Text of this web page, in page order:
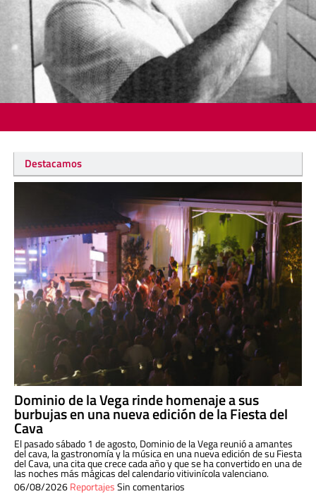
Destacamos
Dominio de la Vega rinde homenaje a sus
burbujas en una nueva edición de la Fiesta del
Cava
El pasado sábado 1 de agosto, Dominio de la Vega reunió a amantes
del cava, la gastronomía y la música en una nueva edición de su Fiesta
del Cava, una cita que crece cada año y que se ha convertido en una de
las noches más mágicas del calendario vitivinícola valenciano.
06/08/2026ReportajesSin comentarios